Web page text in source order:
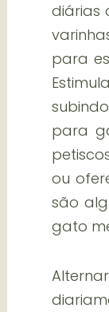
diárias
para
para
ou
são
gato